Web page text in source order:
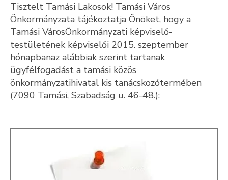
Közérdekű
Turizmus
Fejlesztések
Média
Keresés
Tisztelt Tamási Lakosok! Tamási Város
Önkormányzata tájékoztatja Önöket, hogy a
Tamási VárosÖnkormányzati képviselő-
testületének képviselői 2015. szeptember
hónapbanaz alábbiak szerint tartanak
ügyfélfogadást a tamási közös
önkormányzatihivatal kis tanácskozótermében
(7090 Tamási, Szabadság u. 46-48.):